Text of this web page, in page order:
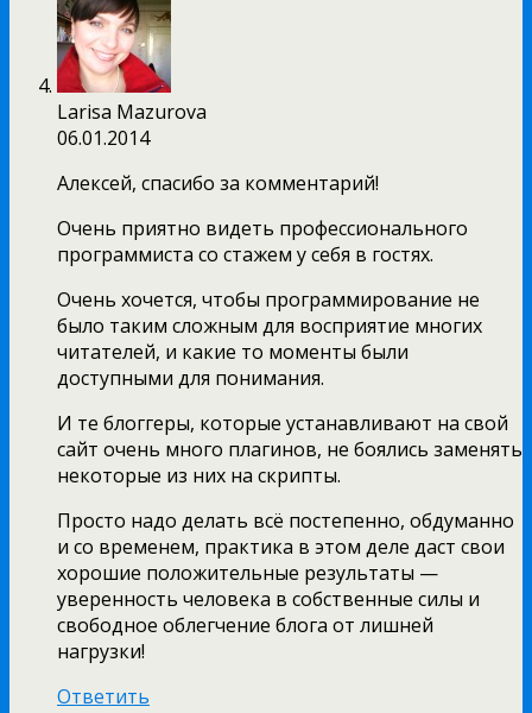
Larisa Mazurova
06.01.2014
Алексей, спасибо за комментарий!
Очень приятно видеть профессионального
программиста со стажем у себя в гостях.
Очень хочется, чтобы программирование не
было таким сложным для восприятие многих
читателей, и какие то моменты были
доступными для понимания.
И те блоггеры, которые устанавливают на свой
сайт очень много плагинов, не боялись заменять
некоторые из них на скрипты.
Просто надо делать всё постепенно, обдуманно
и со временем, практика в этом деле даст свои
хорошие положительные результаты —
уверенность человека в собственные силы и
свободное облегчение блога от лишней
нагрузки!
Ответить